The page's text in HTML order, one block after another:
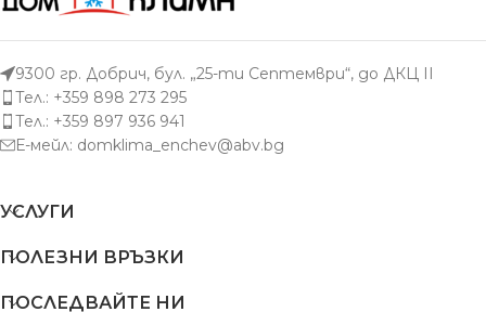
9300 гр. Добрич, бул. „25-ти Септември“, до ДКЦ II
Тел.: +359 898 273 295
Тел.: +359 897 936 941
Е-мейл: domklima_enchev@abv.bg
УСЛУГИ
ПОЛЕЗНИ ВРЪЗКИ
ПОСЛЕДВАЙТЕ НИ